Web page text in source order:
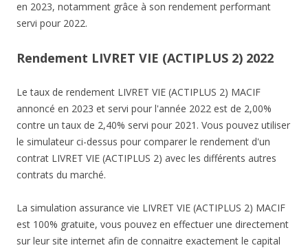
en 2023, notamment grâce à son rendement performant
servi pour 2022.
Rendement LIVRET VIE (ACTIPLUS 2) 2022
Le taux de rendement LIVRET VIE (ACTIPLUS 2) MACIF
annoncé en 2023 et servi pour l'année 2022 est de 2,00%
contre un taux de 2,40% servi pour 2021. Vous pouvez utiliser
le simulateur ci-dessus pour comparer le rendement d'un
contrat LIVRET VIE (ACTIPLUS 2) avec les différents autres
contrats du marché.
La simulation assurance vie LIVRET VIE (ACTIPLUS 2) MACIF
est 100% gratuite, vous pouvez en effectuer une directement
sur leur site internet afin de connaitre exactement le capital